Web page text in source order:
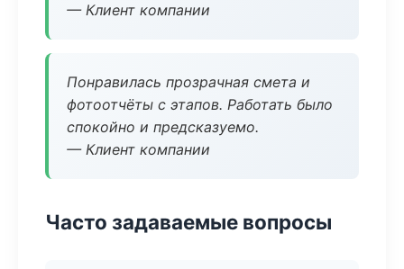
— Клиент компании
Понравилась прозрачная смета и
фотоотчёты с этапов. Работать было
спокойно и предсказуемо.
— Клиент компании
Часто задаваемые вопросы